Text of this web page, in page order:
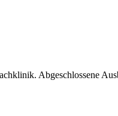
Abgeschlossene